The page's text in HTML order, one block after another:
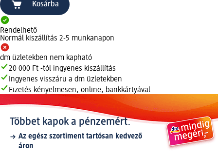
Kosárba
Rendelhető
Normál kiszállítás 2-5 munkanapon
dm üzletekben nem kapható
20 000 Ft -tól ingyenes kiszállítás
Ingyenes visszáru a dm üzletekben
Fizetés kényelmesen, online, bankkártyával
Többet kapok a pénzemért.
Az egész szortiment tartósan kedvező
áron